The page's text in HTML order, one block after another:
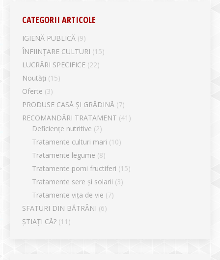
CATEGORII ARTICOLE
IGIENĂ PUBLICĂ (9)
ÎNFIINȚARE CULTURI (15)
LUCRĂRI SPECIFICE (22)
Noutăți (15)
Oferte (3)
PRODUSE CASĂ ȘI GRĂDINĂ (7)
RECOMANDĂRI TRATAMENT (41)
Deficiențe nutritive (2)
Tratamente culturi mari (10)
Tratamente legume (8)
Tratamente pomi fructiferi (15)
Tratamente sere și solarii (3)
Tratamente vița de vie (7)
SFATURI DIN BĂTRÂNI (6)
ȘTIAȚI CĂ? (11)